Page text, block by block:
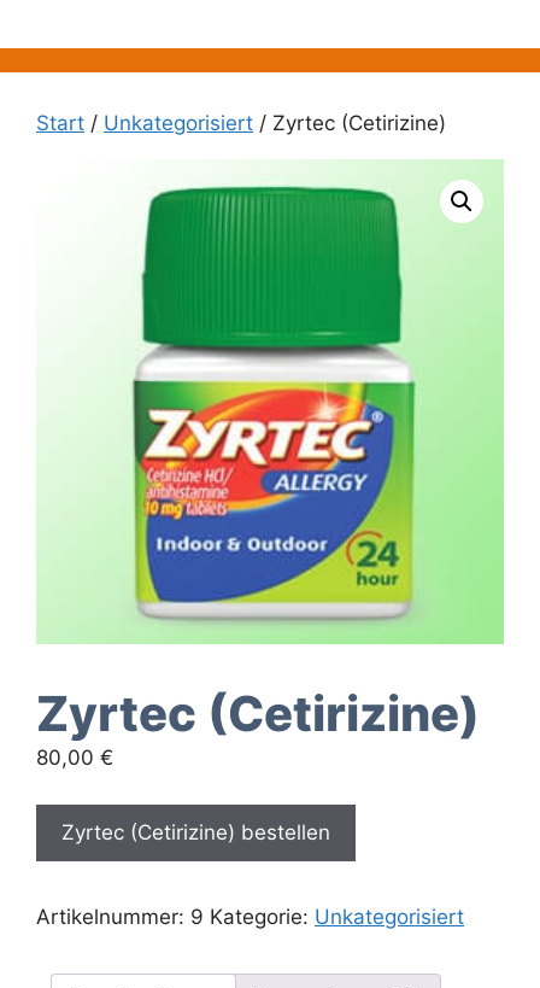
Inhalt
springen
Start / Unkategorisiert / Zyrtec (Cetirizine)
Zyrtec (Cetirizine)
80,00 €
Zyrtec (Cetirizine) bestellen
Artikelnummer: 9 Kategorie: Unkategorisiert